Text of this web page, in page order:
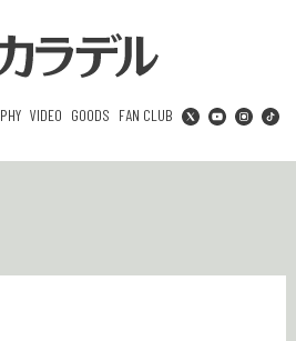
VIDEO GOODS FAN CLUB